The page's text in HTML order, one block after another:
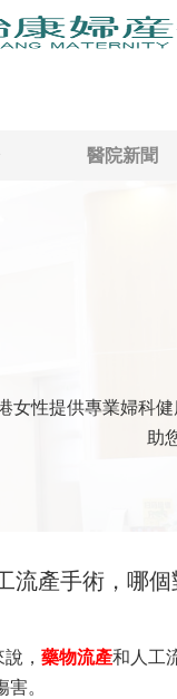
醫院新聞
女性提供專業婦科
助
流產手術，哪
， 藥物流產和人工
。